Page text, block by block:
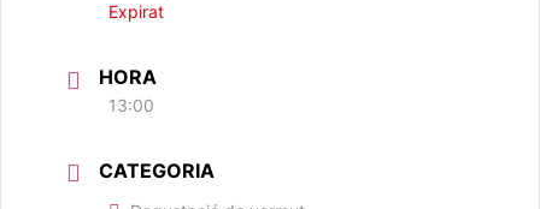
Expirat
HORA
13:00
CATEGORIA